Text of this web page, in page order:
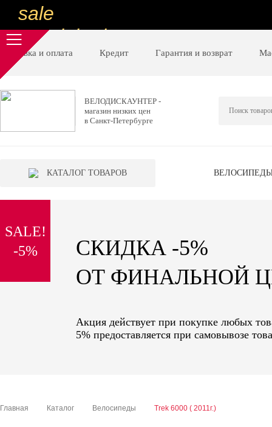
sale
special price
sale
низкие цены
вот дешево
special price
sale
надо брать
sale
Доставка и оплата Кредит Гарантия и возврат
ВЕЛОДИСКАУНТЕР -
магазин низких цен
в Санкт-Петербурге
КАТАЛОГ ТОВАРОВ
SALE!
-5%
СКИДКА -5%
ОТ ФИНАЛЬНОЙ
Акция действует при покупке любых
5% предоставляется при самовывозе
Главная Каталог Велосипеды Trek 6000 ( 2011г.)